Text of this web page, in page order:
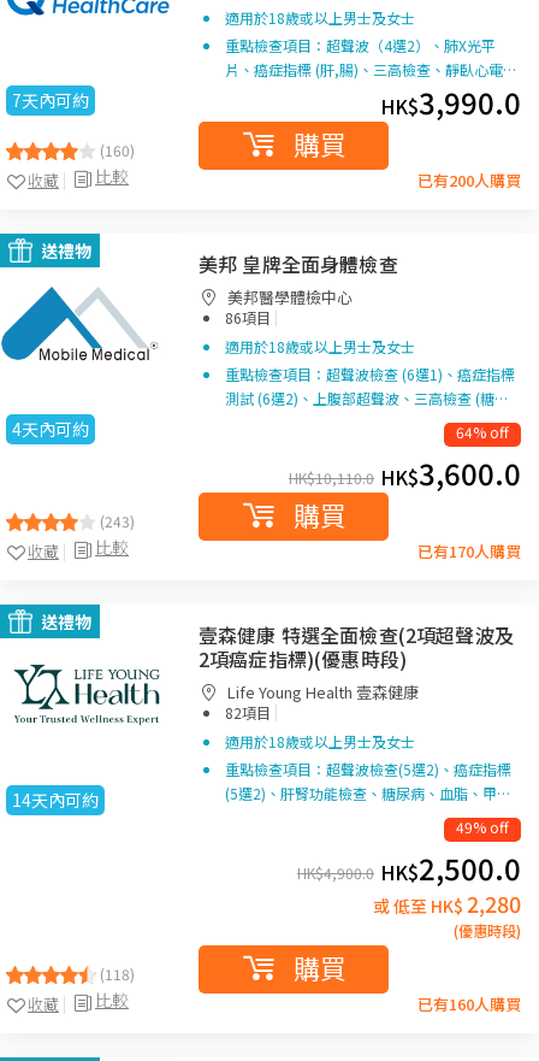
7天內可約
(160)
比較
收藏
適用於18歲或以上男士及女士
重點檢查項目：超聲波（4選2）、肺X光平
片、癌症指標 (肝,腸)、三高檢查、靜臥心電…
HK$3,990.0
購買
已有200人購買
送禮物
4天內可約
(243)
比較
收藏
美邦 皇牌全面身體檢查
美邦醫學體檢中心
86項目 |
適用於18歲或以上男士及女士
重點檢查項目：超聲波檢查 (6選1)、癌症指標
測試 (6選2)、上腹部超聲波、三高檢查 (糖…
64% off
HK$10,110.0 HK$3,600.0
購買
已有170人購買
送禮物
14天內可約
(118)
比較
收藏
壹森健康 特選全面檢查(2項超聲波及
2項癌症指標)(優惠時段)
Life Young Health 壹森健康
82項目 |
適用於18歲或以上男士及女士
重點檢查項目：超聲波檢查(5選2)、癌症指標
(5選2)、肝腎功能檢查、糖尿病、血脂、甲…
49% off
HK$4,900.0 HK$2,500.0
或 低至 HK$ 2,280
(優惠時段)
購買
已有160人購買